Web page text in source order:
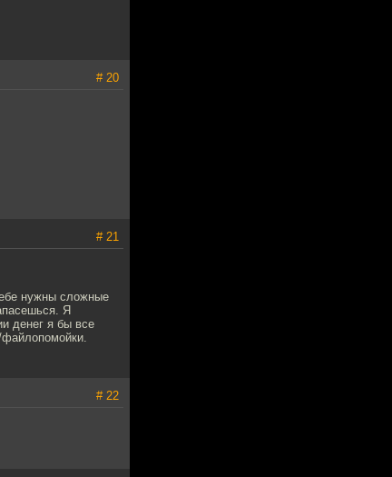
# 20
# 21
нужны сложные
Я
денег я бы все
файлопомойки.
# 22